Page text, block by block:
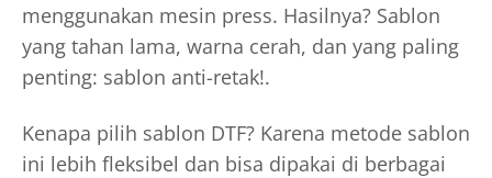
menggunakan mesin press. Hasilnya? Sablon
yang tahan lama, warna cerah, dan yang paling
penting: sablon anti-retak!.
Kenapa pilih sablon DTF? Karena metode sablon
ini lebih fleksibel dan bisa dipakai di berbagai